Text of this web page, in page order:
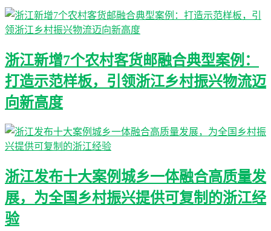
浙江新增7个农村客货邮融合典型案例：
打造示范样板，引领浙江乡村振兴物流迈
向新高度
浙江发布十大案例城乡一体融合高质量发
展，为全国乡村振兴提供可复制的浙江经
验